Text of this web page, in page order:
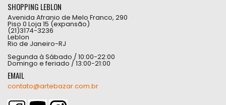
SHOPPING LEBLON
Avenida Afranio de Melo Franco, 290
Piso 0 Loja 15 (expansão)
(21)3174-3236
Leblon
Rio de Janeiro-RJ
Segunda à Sábado / 10:00-22:00
Domingo e feriado / 13:00-21:00
EMAIL
contato@artebazar.com.br